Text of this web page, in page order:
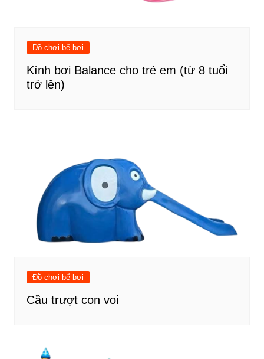
Đồ chơi bể bơi
Kính bơi Balance cho trẻ em (từ 8 tuổi
trở lên)
Đồ chơi bể bơi
Cầu trượt con voi